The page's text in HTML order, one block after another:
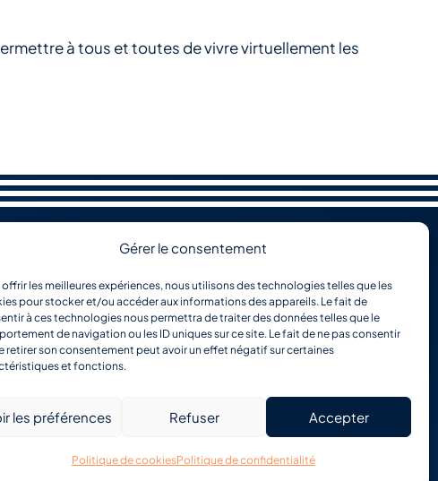
Gérer le consentement
offrir les meilleures expériences, nous utilisons des technologies telles que les
pour stocker et/ou accéder aux informations des appareils. Le fait de
à ces technologies nous permettra de traiter des données telles que le
de navigation ou les ID uniques sur ce site. Le fait de ne pas consentir
retirer son consentement peut avoir un effet négatif sur certaines
et fonctions.
Accepter
Refuser
les préférences
Politique de cookiesPolitique de confidentialité
à tous et toutes de vivre virtuellement les
Création site web : Ubéo solutions web | Politique de confidentialité